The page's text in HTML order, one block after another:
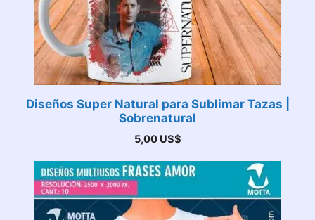
Diseños Super Natural para Sublimar Tazas |
Sobrenatural
5,00 US$